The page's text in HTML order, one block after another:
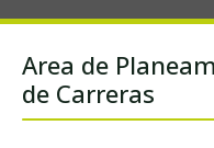
Area de
de Carreras